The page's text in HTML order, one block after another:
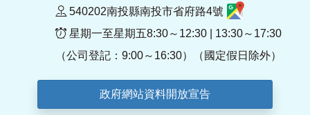
540202南投縣南投市省府路4號
星期一至星期五8:30～12:30 | 13:30～17:30
（公司登記：9:00～16:30）（國定假日除外）
政府網站資料開放宣告